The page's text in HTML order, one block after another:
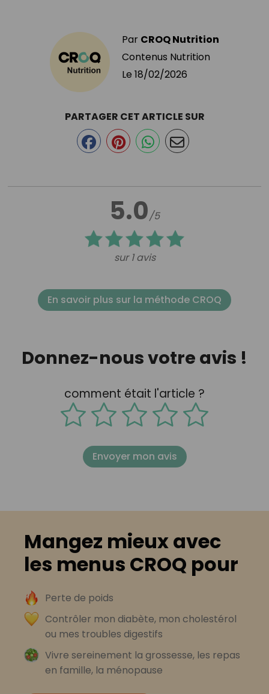
Par CROQ Nutrition
Contenus Nutrition
Le 18/02/2026
5.0/5
sur 1 avis
PARTAGER CET ARTICLE SUR
En savoir plus sur la méthode CROQ
Donnez-nous votre avis !
comment était l'article ?
Envoyer mon avis
Mangez mieux avec
les menus CROQ pour
Perte de poids
Contrôler mon diabète, mon cholestérol
ou mes troubles digestifs
Vivre sereinement la grossesse, les repas
en famille, la ménopause